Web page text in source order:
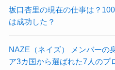
坂口杏里の現在の仕事は？
は成功した？
NAZE（ネイズ） メンバーの
ア3カ国から選ばれた7人のプ